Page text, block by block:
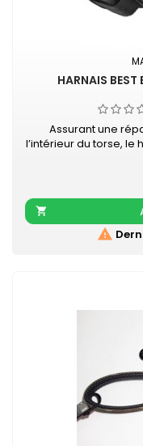
HARNAIS
Assurant une
l’intérieur du torse, le
sans pareil à votre
harnais est
mettre grâce aux

